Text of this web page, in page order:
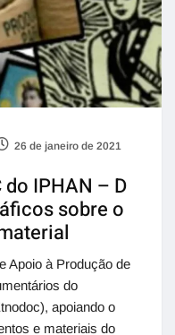
26 de janeiro de 2021
do IPHAN – D
sobre o
Apoio à Produção de
do
apoiando o
e materiais do